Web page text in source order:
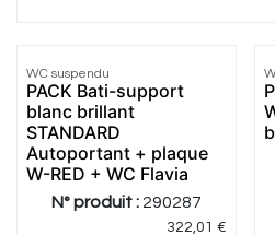
Meilleur
prix
WC suspendu
PACK Bati-support
blanc brillant
STANDARD
Autoportant + plaque
W-RED + WC Flavia
N° produit : 290287
322,01 €